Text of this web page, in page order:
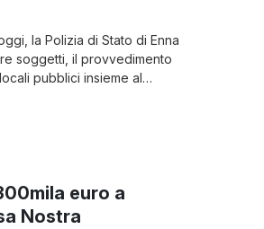
la Polizia di Stato di Enna
soggetti, il provvedimento
pubblici insieme al
vicinanze degli stessi,
euro a
Nostra